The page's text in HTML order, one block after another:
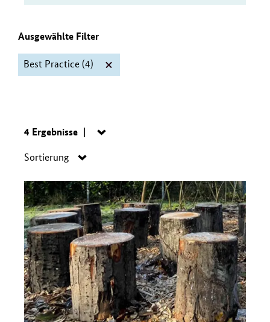
Ausgewählte Filter
Best Practice (4)
Filter
Suche:
4 Ergebnisse
Navigation
Sortierung
Navigation